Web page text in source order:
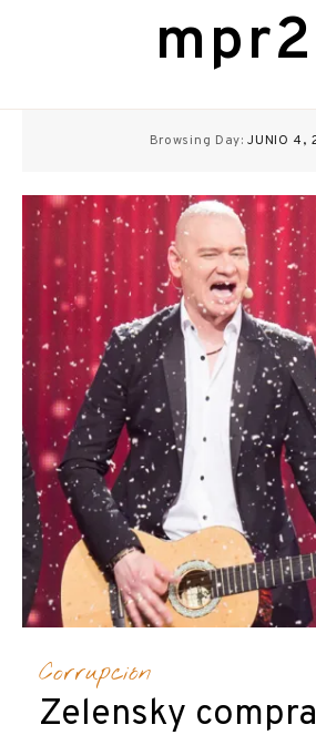
Browsing Day:JUNIO 4,
Corrupción
Zelensky